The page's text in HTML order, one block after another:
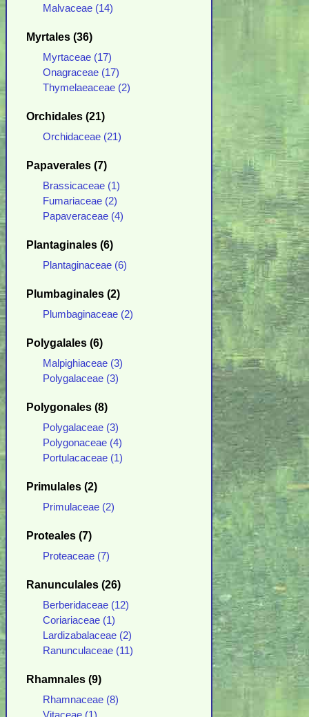
Malvaceae (14)
Myrtales (36)
Myrtaceae (17)
Onagraceae (17)
Thymelaeaceae (2)
Orchidales (21)
Orchidaceae (21)
Papaverales (7)
Brassicaceae (1)
Fumariaceae (2)
Papaveraceae (4)
Plantaginales (6)
Plantaginaceae (6)
Plumbaginales (2)
Plumbaginaceae (2)
Polygalales (6)
Malpighiaceae (3)
Polygalaceae (3)
Polygonales (8)
Polygalaceae (3)
Polygonaceae (4)
Portulacaceae (1)
Primulales (2)
Primulaceae (2)
Proteales (7)
Proteaceae (7)
Ranunculales (26)
Berberidaceae (12)
Coriariaceae (1)
Lardizabalaceae (2)
Ranunculaceae (11)
Rhamnales (9)
Rhamnaceae (8)